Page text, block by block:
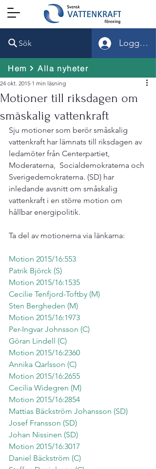
Sök Logga in
Hem Alla nyheter
Motioner till riksdagen om
småskalig vattenkraft
24 okt. 2015 1 min läsning
Sju motioner som berör småskalig
vattenkraft har lämnats till riksdagen av
ledamöter från Centerpartiet,
Moderaterna,  Socialdemokraterna och
Sverigedemokraterna. (SD) har
inledande avsnitt om småskalig
vattenkraft i en större motion om
hållbar energipolitik.
Motion 2015/16:553
Patrik Björck (S)
Motion 2015/16:1535
Cecilie Tenfjord-Toftby (M)
Sten Bergheden (M)
Motion 2015/16:1973
Per-Ingvar Johnsson (C)
Göran Lindell (C)
Motion 2015/16:2360
Annika Qarlsson (C)
Motion 2015/16:2655
Cecilia Widegren (M)
Motion 2015/16:2854
Mattias Bäckström Johansson (SD)
Josef Fransson (SD)
Johan Nissinen (SD)
Motion 2015/16:3017
Daniel Bäckström (C)